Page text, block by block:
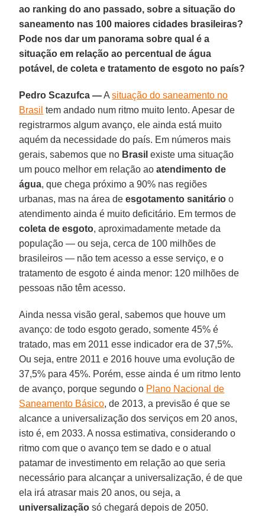
ao ranking do ano passado, sobre a situação do
saneamento nas 100 maiores cidades brasileiras?
Pode nos dar um panorama sobre qual é a
situação em relação ao percentual de água
potável, de coleta e tratamento de esgoto no país?
Pedro Scazufca —Asituação do saneamento no
Brasil tem andado num ritmo muito lento. Apesar de
registrarmos algum avanço, ele ainda está muito
aquém da necessidade do país. Em números mais
gerais, sabemos que no Brasil existe uma situação
um pouco melhor em relação ao atendimento de
água, que chega próximo a 90% nas regiões
urbanas, mas na área deesgotamento sanitário o
atendimento ainda é muito deficitário. Em termos de
coleta de esgoto, aproximadamente metade da
população — ou seja, cerca de 100 milhões de
brasileiros — não tem acesso a esse serviço, e o
tratamento de esgoto é ainda menor: 120 milhões de
pessoas não têm acesso.
Ainda nessa visão geral, sabemos que houve um
avanço: de todo esgoto gerado, somente 45% é
tratado, mas em 2011 esse indicador era de 37,5%.
Ou seja, entre 2011 e 2016 houve uma evolução de
37,5% para 45%. Porém, esse ainda é um ritmo lento
de avanço, porque segundo o Plano Nacional de
Saneamento Básico, de 2013, a previsão é que se
alcance a universalização dos serviços em 20 anos,
isto é, em 2033. A nossa estimativa, considerando o
ritmo com que o avanço tem se dado e o atual
patamar de investimento em relação ao que seria
necessário para alcançar a universalização, é de que
ela irá atrasar mais 20 anos, ou seja, a
universalização só chegará depois de 2050.